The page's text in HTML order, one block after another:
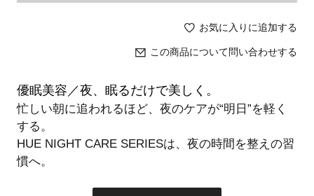
お気に入りに追加する
この商品について問い合わせする
優眠美容／夜、眠るだけで美しく。
忙しい朝に追われるほど、夜のケアが“明日”を軽く
する。
HUE NIGHT CARE SERIESは、夜の時間を整えの習
慣へ。